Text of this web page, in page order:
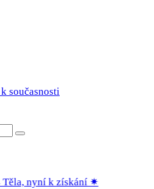
současnosti
nyní k získání ✷